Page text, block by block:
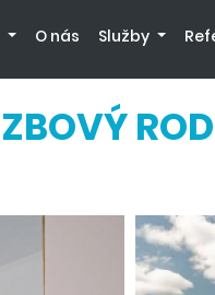
O nás Služby